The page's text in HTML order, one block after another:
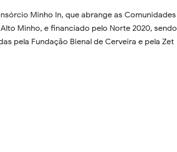
Minho In, que abrange as Comunidades
Minho, e financiado pelo Norte 2020, sendo
pela Fundação Bienal de Cerveira e pela Zet